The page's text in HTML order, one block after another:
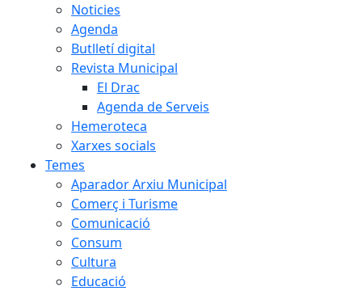
Noticies
Agenda
Butlletí digital
Revista Municipal
El Drac
Agenda de Serveis
Hemeroteca
Xarxes socials
Temes
Aparador Arxiu Municipal
Comerç i Turisme
Comunicació
Consum
Cultura
Educació